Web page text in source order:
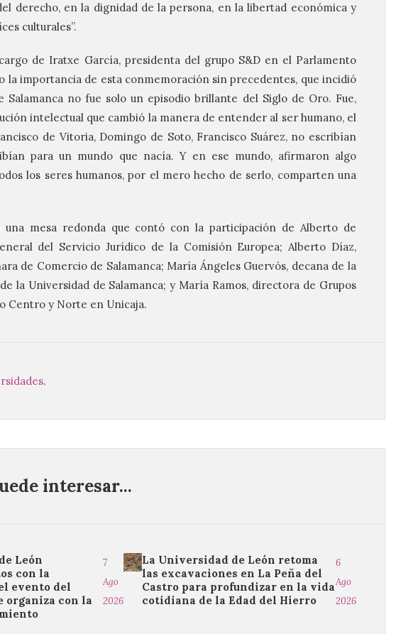
derecho, en la dignidad de la persona, en la libertad económica y
culturales”.
de Iratxe García, presidenta del grupo S&D en el Parlamento
la importancia de esta conmemoración sin precedentes, que incidió
Salamanca no fue solo un episodio brillante del Siglo de Oro. Fue,
intelectual que cambió la manera de entender al ser humano, el
de Vitoria, Domingo de Soto, Francisco Suárez, no escribían
para un mundo que nacía. Y en ese mundo, afirmaron algo
los seres humanos, por el mero hecho de serlo, comparten una
una mesa redonda que contó con la participación de Alberto de
del Servicio Jurídico de la Comisión Europea; Alberto Díaz,
de Comercio de Salamanca; María Ángeles Guervós, decana de la
la Universidad de Salamanca; y María Ramos, directora de Grupos
Centro y Norte en Unicaja.
.
interesar...
León
con la
evento del
organiza con la
7
Ago
2026
La Universidad de León retoma
las excavaciones en La Peña del
Castro para profundizar en la vida
cotidiana de la Edad del Hierro
6
Ago
2026